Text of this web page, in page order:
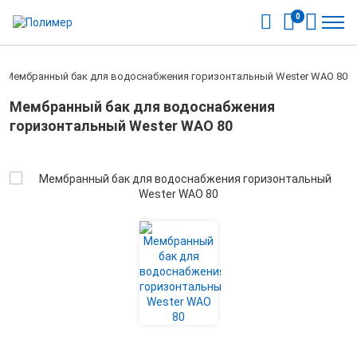
0
Мембранный бак для водоснабжения горизонтальный Wester WAO 80
Мембранный бак для водоснабжения
горизонтальный Wester WAO 80